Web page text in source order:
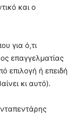
και ο
για ό,τι
επαγγελματίας
επιλογή ή επειδή
κι αυτό).